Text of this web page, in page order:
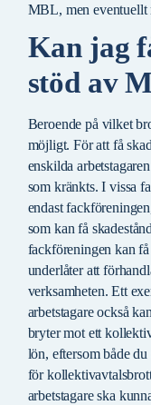
MBL, men eventuellt
Kan jag
stöd av
Beroende på vilket
möjligt. För att få
enskilda
som kränkts. I vissa
endast
som kan få
fackföreningen kan få
underlåter att
verksamheten. Ett
arbetstagare också
bryter mot ett
lön, eftersom både
för
arbetstagare ska